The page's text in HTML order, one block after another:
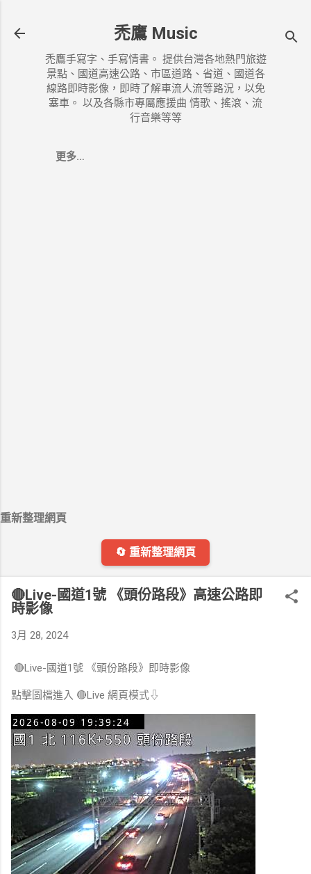
禿鷹 Music
禿鷹手寫字、手寫情書。 提供台灣各地熱門旅遊
景點、國道高速公路、市區道路、省道、國道各
線路即時影像，即時了解車流人流等路況，以免
塞車。 以及各縣市專屬應援曲 情歌、搖滾、流
行音樂等等
更多…
重新整理網頁
🔄 重新整理網頁
🔴Live-國道1號 《頭份路段》高速公路即
時影像
3月 28, 2024
🔴Live-國道1號 《頭份路段》即時影像
點擊圖檔進入 🔴Live 網頁模式⇩